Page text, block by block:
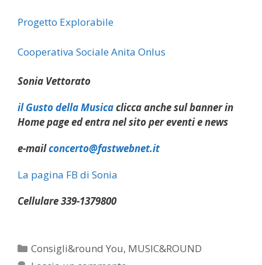
Progetto Explorabile
Cooperativa Sociale Anita Onlus
Sonia Vettorato
il Gusto della Musicaclicca anche sul banner in
Home page ed entra nel sito per eventi e news
e-mailconcerto@fastwebnet.it
La pagina FB di Sonia
Cellulare 339-1379800
Categorie
Consigli&round You, MUSIC&ROUND